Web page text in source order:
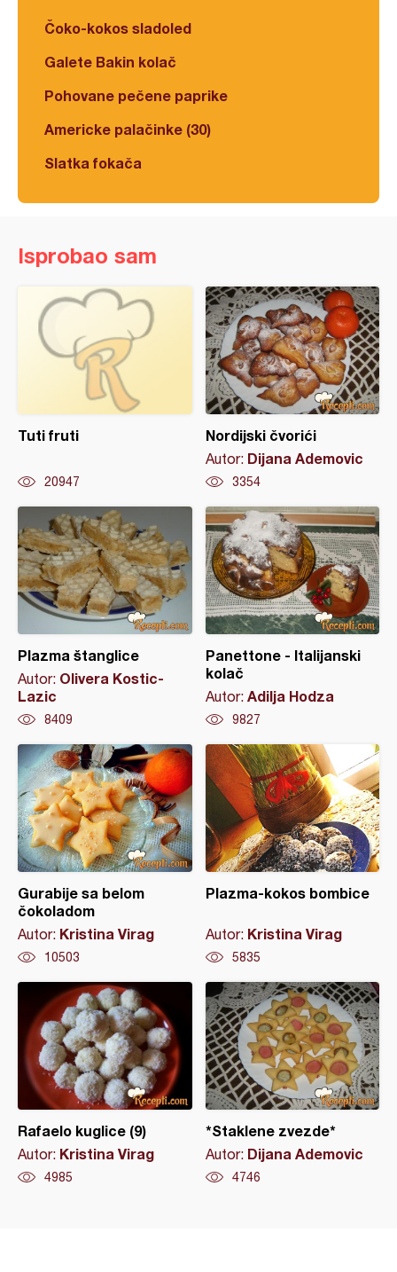
Čoko-kokos sladoled
Galete Bakin kolač
Pohovane pečene paprike
Americke palačinke (30)
Slatka fokača
Isprobao sam
Tuti fruti
20947
Nordijski čvorići
Autor: Dijana Ademovic
3354
Plazma štanglice
Autor: Olivera Kostic-
Lazic
8409
Panettone - Italijanski
kolač
Autor: Adilja Hodza
9827
Gurabije sa belom
čokoladom
Autor: Kristina Virag
10503
Plazma-kokos bombice
Autor: Kristina Virag
5835
Rafaelo kuglice (9)
Autor: Kristina Virag
4985
*Staklene zvezde*
Autor: Dijana Ademovic
4746